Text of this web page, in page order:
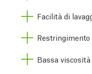
Facilità di
Restringimento
Bassa viscosità